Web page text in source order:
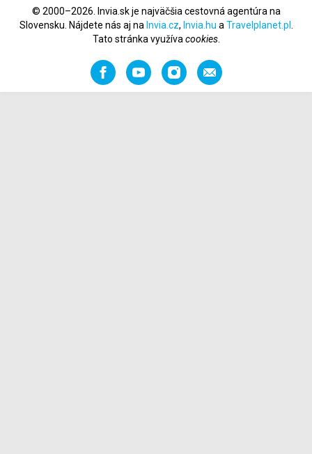
© 2000–2026. Invia.sk je najväčšia cestovná agentúra na
Slovensku. Nájdete nás aj na Invia.cz, Invia.hu a Travelplanet.pl
Tato stránka využíva cookies.
FacebookYouTubeInstagramOdporučiť